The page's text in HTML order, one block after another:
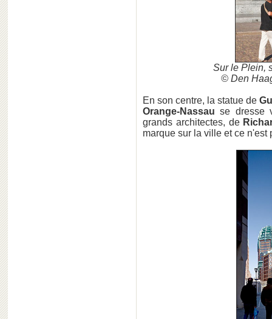
Sur le Plein,
© Den
En son centre, la statue de
Orange-Nassau se dresse
grands architectes, de
marque sur la ville et ce n'est